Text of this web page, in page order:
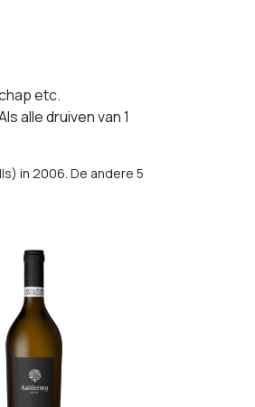
etc.
alle druiven van 1
in 2006. De andere 5